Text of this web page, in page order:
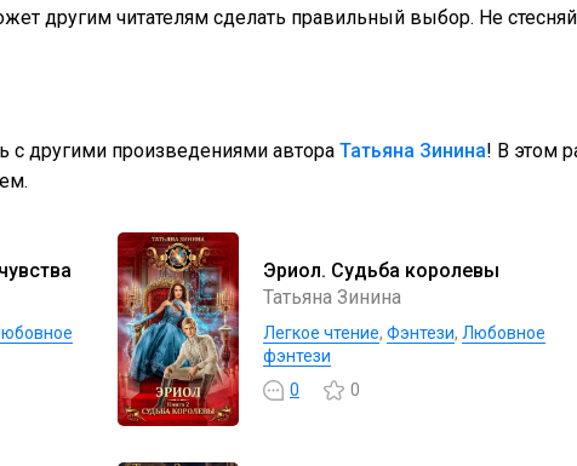
другим читателям сделать правильный выбор. Не
с другими произведениями автора Татьяна Зинина! В этом
Эриол. Судьба королевы
Татьяна Зинина
Легкое чтение, Фэнтези, Любовное
фэнтези
0
0